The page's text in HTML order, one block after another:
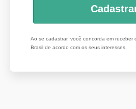
Ao se cadastrar, você concorda em receber
Brasil de acordo com os seus interesses.